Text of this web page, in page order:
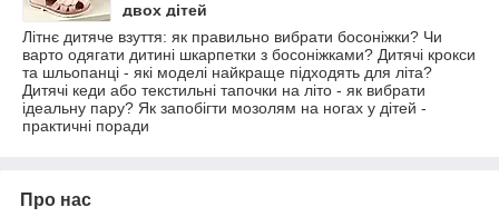
двох дітей
Літнє дитяче взуття: як правильно вибрати босоніжки? Чи
варто одягати дитині шкарпетки з босоніжками? Дитячі крокси
та шльопанці - які моделі найкраще підходять для літа?
Дитячі кеди або текстильні тапочки на літо - як вибрати
ідеальну пару? Як запобігти мозолям на ногах у дітей -
практичні поради
Про нас